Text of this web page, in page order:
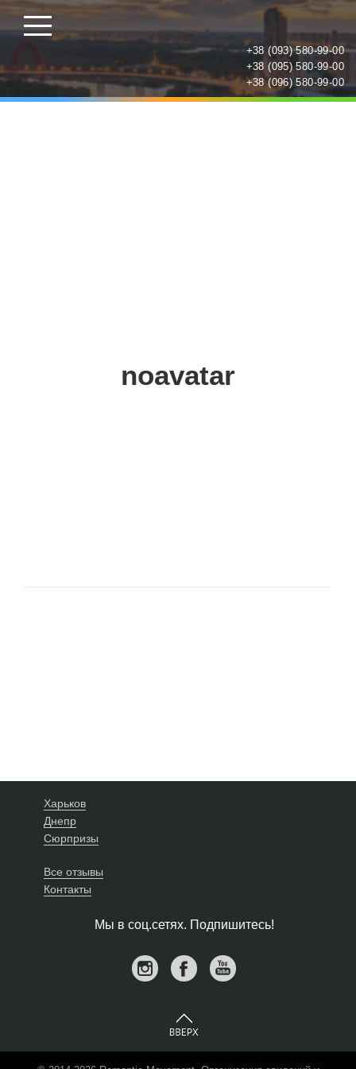
+38 (093) 580-99-00
+38 (095) 580-99-00
+38 (096) 580-99-00
noavatar
Харьков
Днепр
Сюрпризы
Все отзывы
Контакты
Мы в соц.сетях. Подпишитесь!